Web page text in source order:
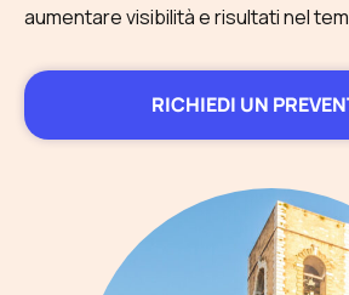
aumentare visibilità e risultati nel
RICHIEDI UN